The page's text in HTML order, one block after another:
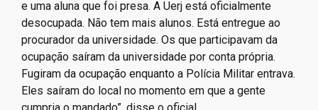
e uma aluna que foi presa. A Uerj está oficialmente
desocupada. Não tem mais alunos. Está entregue ao
procurador da universidade. Os que participavam da
ocupação saíram da universidade por conta própria.
Fugiram da ocupação enquanto a Polícia Militar entrava.
Eles saíram do local no momento em que a gente